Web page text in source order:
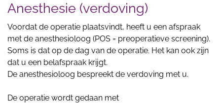
Anesthesie (verdoving)
Voordat de operatie plaatsvindt, heeft u een afspraak
met de anesthesioloog (POS = preoperatieve screening).
Soms is dat op de dag van de operatie. Het kan ook zijn
dat u een belafspraak krijgt.
De anesthesioloog bespreekt de verdoving met u.
De operatie wordt gedaan met